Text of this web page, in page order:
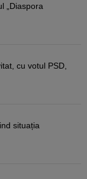
„Diaspora
cu votul PSD,
situația